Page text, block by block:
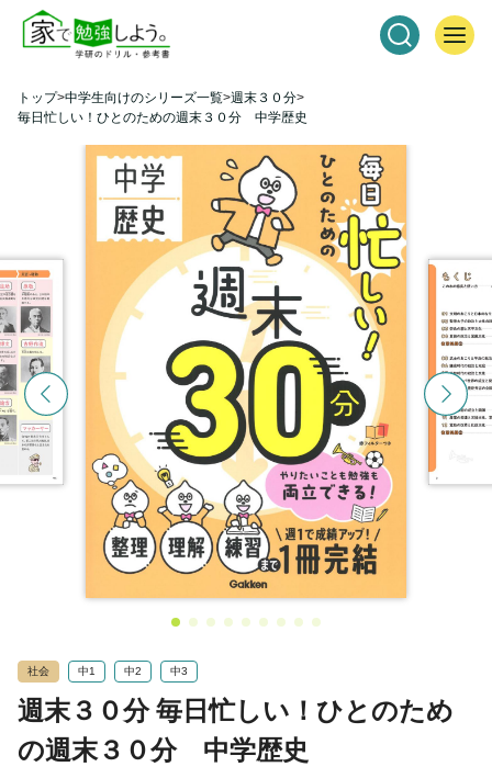
トップ 中学生向けのシリーズ一覧 週末３０分
毎日忙しい！ひとのための週末３０分 中学歴史
社会 中1 中2 中3
週末３０分 毎日忙しい！ひとのため
の週末３０分 中学歴史